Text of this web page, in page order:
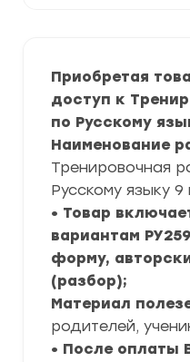
Приобретая
доступ к
по Русскому
Наименование
Тренировочная
Русскому языку 9
• Товар
вариантам
форму,
(разбор);
Материал
родителей,
• После оплаты